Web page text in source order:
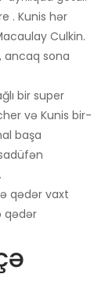
. Kunis hər
Culkin.
ancaq sona
bir super
və Kunis bir-
başa
qədər vaxt
qədər